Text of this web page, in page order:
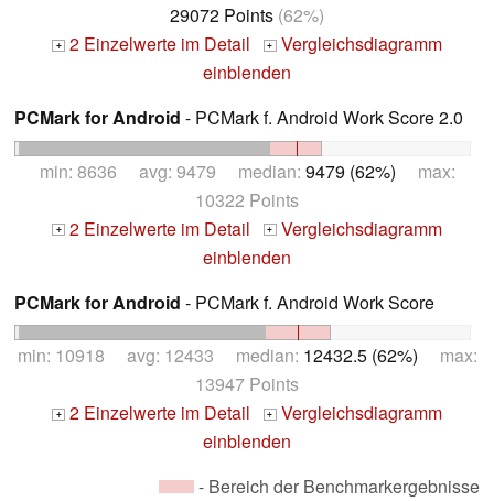
29072 Points (62%)
+ 2 Einzelwerte im Detail + Vergleichsdiagramm
einblenden
PCMark for Android - PCMark f. Android Work Score 2.0
min: 8636 avg: 9479 median: 9479 (62%) max:
10322 Points
+ 2 Einzelwerte im Detail + Vergleichsdiagramm
einblenden
PCMark for Android - PCMark f. Android Work Score
min: 10918 avg: 12433 median: 12432.5 (62%) max:
13947 Points
+ 2 Einzelwerte im Detail + Vergleichsdiagramm
einblenden
- Bereich der Benchmarkergebnisse